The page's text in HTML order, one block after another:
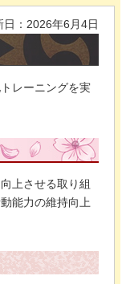
日：2026年6月4日
レーニングを実
上させる取り組
能力の維持向上